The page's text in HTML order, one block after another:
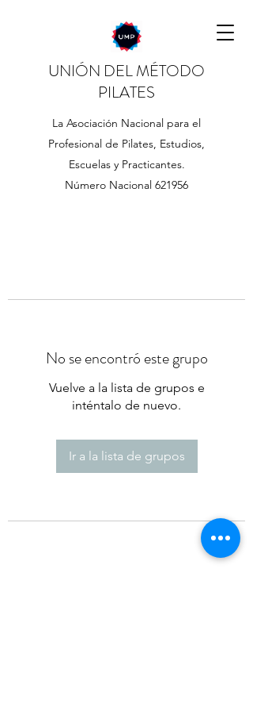
UNIÓN DEL MÉTODO
PILATES
La Asociación Nacional para el
Profesional de Pilates, Estudios,
Escuelas y Practicantes.
Número Nacional 621956
No se encontró este grupo
Vuelve a la lista de grupos e
inténtalo de nuevo.
Ir a la lista de grupos